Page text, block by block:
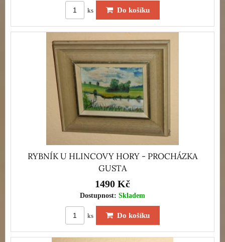
ks Do košíku
RYBNÍK U HLINCOVY HORY - PROCHÁZKA
GUSTA
1490 Kč
Dostupnost: Skladem
ks Do košíku